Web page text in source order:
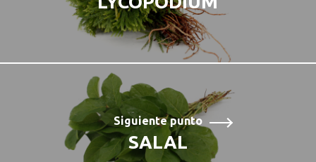
Siguiente punto
SALAL